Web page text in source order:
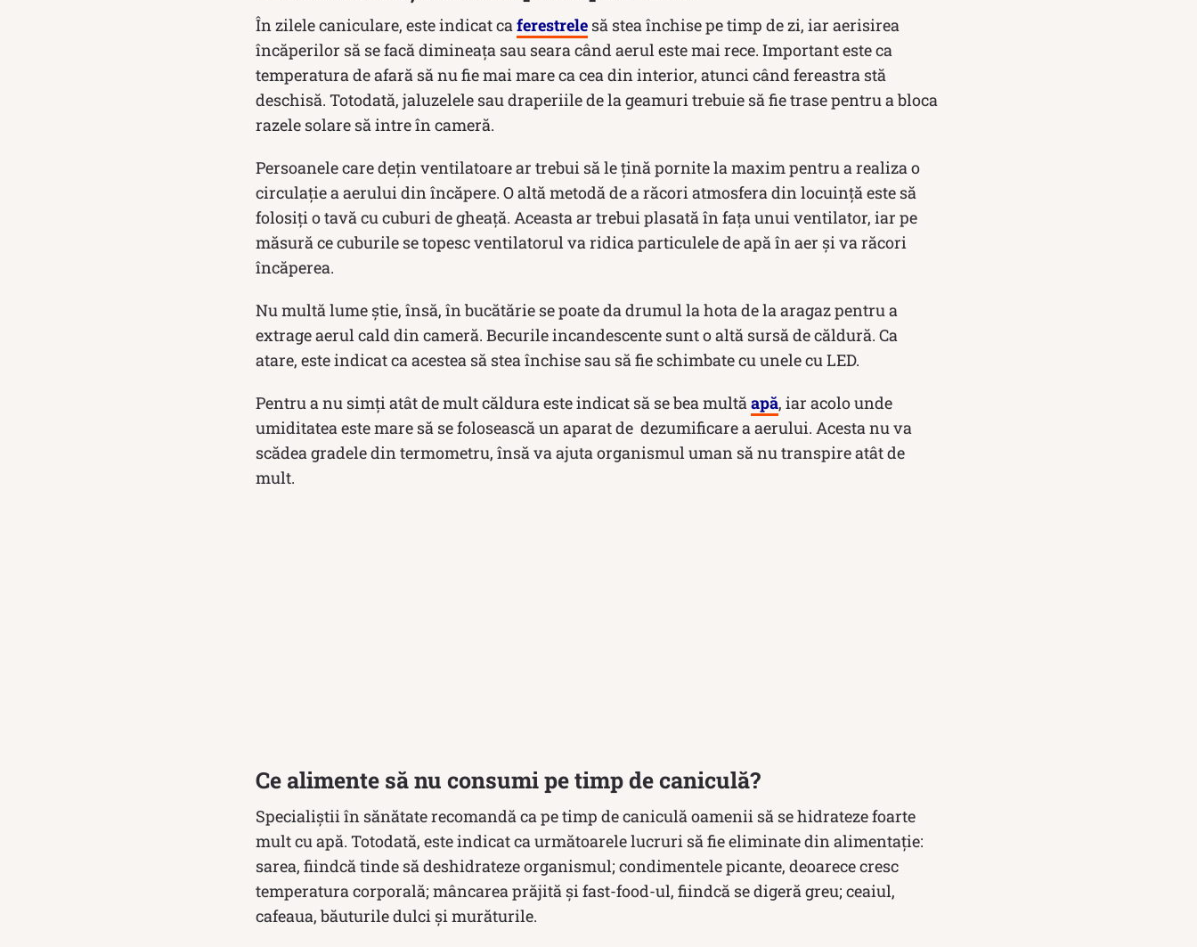
În zilele caniculare, este indicat caferestrele să stea închise pe timp de zi, iar aerisirea
încăperilor să se facă dimineața sau seara când aerul este mai rece. Important este ca
temperatura de afară să nu fie mai mare ca cea din interior, atunci când fereastra stă
deschisă. Totodată, jaluzelele sau draperiile de la geamuri trebuie să fie trase pentru a bloca
razele solare să intre în cameră.
Persoanele care dețin ventilatoare ar trebui să le țină pornite la maxim pentru a realiza o
circulație a aerului din încăpere. O altă metodă de a răcori atmosfera din locuință este să
folosiți o tavă cu cuburi de gheață. Aceasta ar trebui plasată în fața unui ventilator, iar pe
măsură ce cuburile se topesc ventilatorul va ridica particulele de apă în aer și va răcori
încăperea.
Nu multă lume știe, însă, în bucătărie se poate da drumul la hota de la aragaz pentru a
extrage aerul cald din cameră. Becurile incandescente sunt o altă sursă de căldură. Ca
atare, este indicat ca acestea să stea închise sau să fie schimbate cu unele cu LED.
Pentru a nu simți atât de mult căldura este indicat să se bea multăapă, iar acolo unde
umiditatea este mare să se folosească un aparat de dezumificare a aerului. Acesta nu va
scădea gradele din termometru, însă va ajuta organismul uman să nu transpire atât de
mult.
Ce alimente să nu consumi pe timp de caniculă?
Specialiștii în sănătate recomandă ca pe timp de caniculă oamenii să se hidrateze foarte
mult cu apă. Totodată, este indicat ca următoarele lucruri să fie eliminate din alimentație:
sarea, fiindcă tinde să deshidrateze organismul; condimentele picante, deoarece cresc
temperatura corporală; mâncarea prăjită şi fast-food-ul, fiindcă se digeră greu; ceaiul,
cafeaua, băuturile dulci și murăturile.